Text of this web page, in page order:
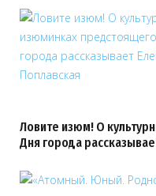
Ловите изюм! О
Дня города